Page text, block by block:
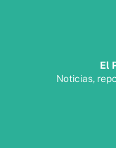
El
Noticias,